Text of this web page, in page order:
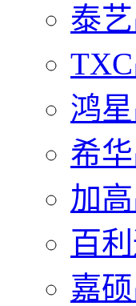
泰
鸿
希
加
百
嘉